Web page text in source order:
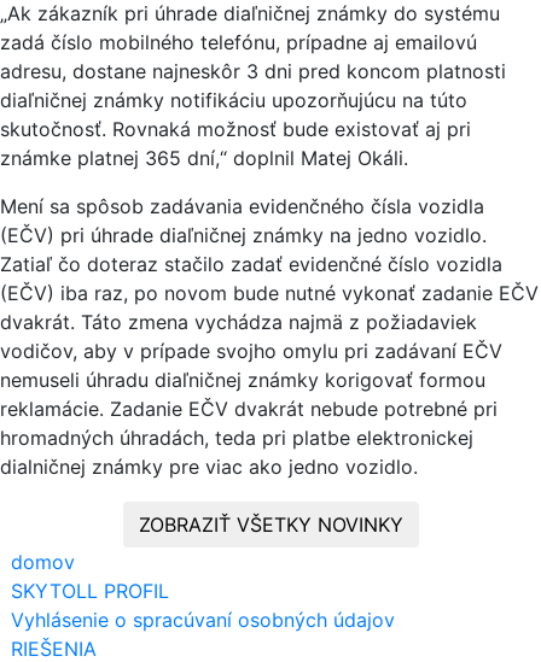
„Ak zákazník pri úhrade diaľničnej známky do systému
zadá číslo mobilného telefónu, prípadne aj emailovú
adresu, dostane najneskôr 3 dni pred koncom platnosti
diaľničnej známky notifikáciu upozorňujúcu na túto
skutočnosť. Rovnaká možnosť bude existovať aj pri
známke platnej 365 dní,“ doplnil Matej Okáli.
Mení sa spôsob zadávania evidenčného čísla vozidla
(EČV) pri úhrade diaľničnej známky na jedno vozidlo.
Zatiaľ čo doteraz stačilo zadať evidenčné číslo vozidla
(EČV) iba raz, po novom bude nutné vykonať zadanie EČV
dvakrát. Táto zmena vychádza najmä z požiadaviek
vodičov, aby v prípade svojho omylu pri zadávaní EČV
nemuseli úhradu diaľničnej známky korigovať formou
reklamácie. Zadanie EČV dvakrát nebude potrebné pri
hromadných úhradách, teda pri platbe elektronickej
dialničnej známky pre viac ako jedno vozidlo.
ZOBRAZIŤ VŠETKY NOVINKY
domov
SKYTOLL PROFIL
Vyhlásenie o spracúvaní osobných údajov
RIEŠENIA